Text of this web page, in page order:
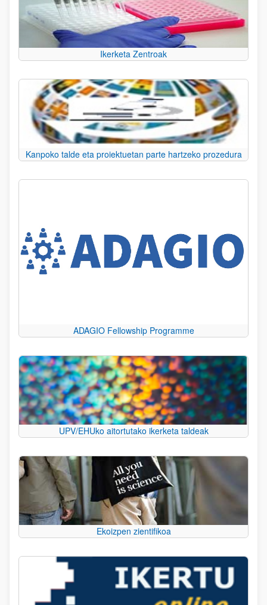
Ikerketa Zentroak
Kanpoko talde eta proiektuetan parte hartzeko prozedura
ADAGIO Fellowship Programme
UPV/EHUko aitortutako ikerketa taldeak
Ekoizpen zientifikoa